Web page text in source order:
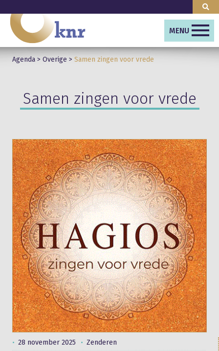
MENU
Agenda > Overige > Samen zingen voor vrede
Samen zingen voor vrede
28 november 2025 Zenderen